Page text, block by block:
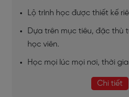
Lộ trình học được thiết kế
Dựa trên mục tiêu, đặc thù
học viên.
Học mọi lúc mọi nơi, thời
Chi tiết